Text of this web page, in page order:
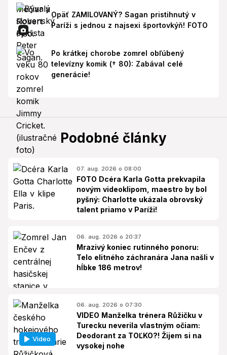
Opäť ZAMILOVANÝ? Sagan pristihnutý v
Paríži s jednou z najsexi športovkýň! FOTO
Po krátkej chorobe zomrel obľúbený
televízny komik († 80): Zabával celé
generácie!
Podobné články
07. aug. 2026 o 08:00
FOTO Dcéra Karla Gotta prekvapila
novým videoklipom, maestro by bol
pyšný: Charlotte ukázala obrovský
talent priamo v Paríži!
06. aug. 2026 o 20:37
Mrazivý koniec rutinného ponoru:
Telo elitného záchranára Jana našli v
hĺbke 186 metrov!
Video
06. aug. 2026 o 07:30
VIDEO Manželka trénera Růžičku v
Turecku neverila vlastným očiam:
Deodorant za TOĽKO?! Žijem si na
vysokej nohe